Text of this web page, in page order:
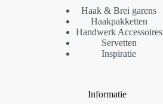
Haak & Brei garens
Haakpakketten
Handwerk Accessoires
Servetten
Inspiratie
Informatie